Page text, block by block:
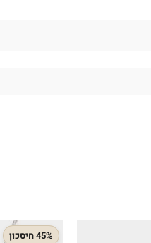
45% חיסכון